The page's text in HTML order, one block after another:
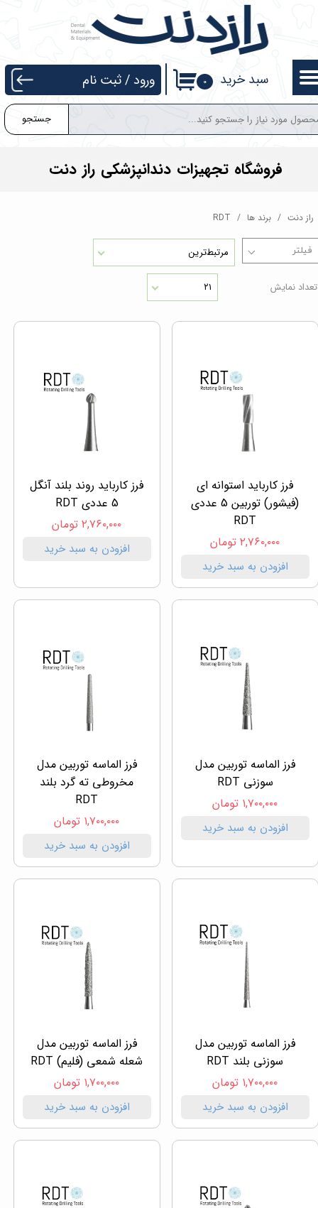
جستجو
۰ سبد خرید ورود /ثبت نام
حساب کاربری من
تغییر گذر واژه
سفارشات
خروج از حساب کاربری
فروشگاه تجهیزات دندانپزشکی راز دنت
راز دنت برند ها RDT
مرتبط‌ترین
تعداد نمایش ۲۱
فرز کارباید استوانه ای
(فیشور) توربین 5 عددی
RDT
۲,۷۶۰,۰۰۰ تومان
افزودن به سبد خرید
فرز کارباید روند بلند آنگل
5 عددی RDT
۲,۷۶۰,۰۰۰ تومان
افزودن به سبد خرید
فرز الماسه توربین مدل
سوزنی RDT
۱,۷۰۰,۰۰۰ تومان
افزودن به سبد خرید
فرز الماسه توربین مدل
مخروطی ته گرد بلند
RDT
۱,۷۰۰,۰۰۰ تومان
افزودن به سبد خرید
فرز الماسه توربین مدل
سوزنی بلند RDT
۱,۷۰۰,۰۰۰ تومان
افزودن به سبد خرید
فرز الماسه توربین مدل
شعله شمعی (فلیم) RDT
۱,۷۰۰,۰۰۰ تومان
افزودن به سبد خرید